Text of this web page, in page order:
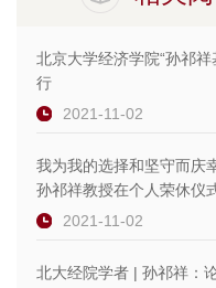
北京大学经济学院“孙祁
行
2021-11-02
我为我的选择和坚守而庆
孙祁祥教授在个人荣休仪
2021-11-02
北大经院学者 | 孙祁祥：